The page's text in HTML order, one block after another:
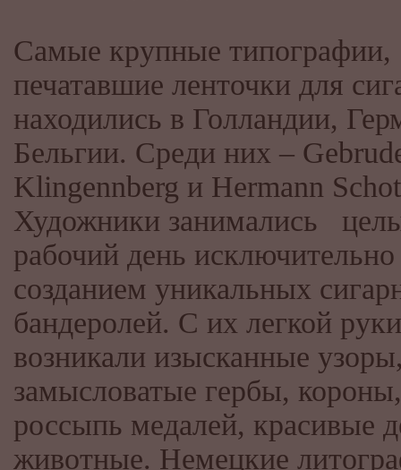
Самые крупные типографии,
печатавшие ленточки для
находились в Голландии,
Бельгии. Среди них –
Klingennberg и Hermann
Художники занимались
рабочий день исключительно
созданием уникальных
бандеролей. С их легкой руки
возникали изысканные
замысловатые гербы, короны,
россыпь медалей, красивые
животные. Немецкие